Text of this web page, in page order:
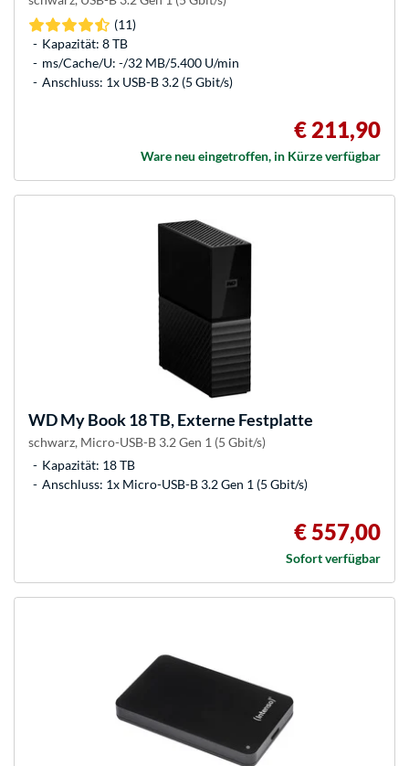
(11)
Kapazität: 8 TB
ms/Cache/U: -/32 MB/5.400 U/min
Anschluss: 1x USB-B 3.2 (5 Gbit/s)
€ 211,90
Ware neu eingetroffen, in Kürze verfügbar
WDMy Book 18 TB, Externe Festplatte
schwarz, Micro-USB-B 3.2 Gen 1 (5 Gbit/s)
Kapazität: 18 TB
Anschluss: 1x Micro-USB-B 3.2 Gen 1 (5 Gbit/s)
€ 557,00
Sofort verfügbar